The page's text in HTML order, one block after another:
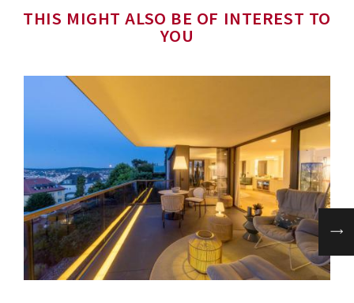
THIS MIGHT ALSO BE OF INTEREST TO
YOU